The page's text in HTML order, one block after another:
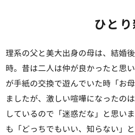
ひと
理系の父と美大出身の母は、結婚
時。昔は二人は仲が良かったと思
が手紙の交換で遊んでいた時「お
ましたが、激しい喧嘩になったの
しているので「迷惑だな」と思い
も「どっちでもいい、知らない」